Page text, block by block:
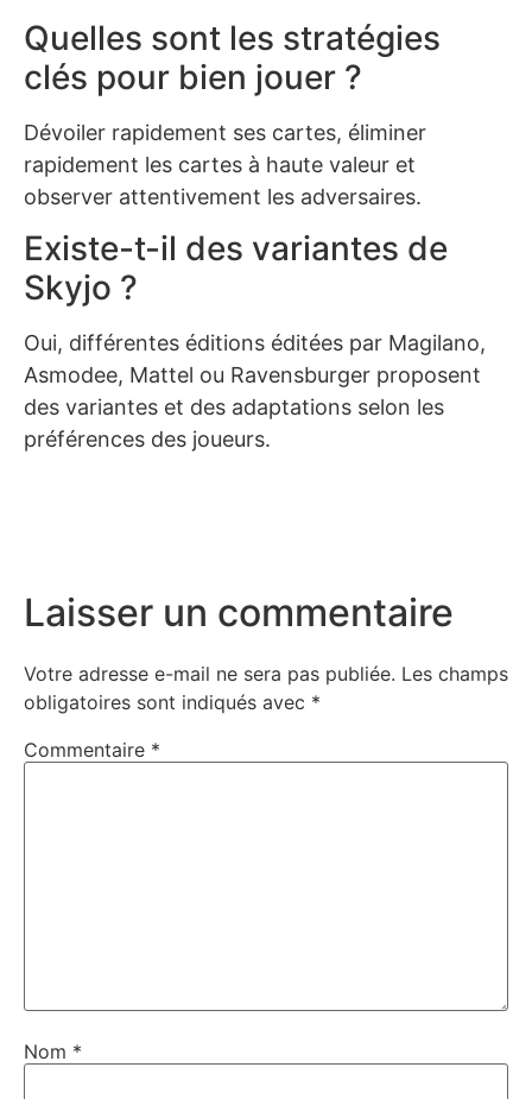
Quelles sont les stratégies
clés pour bien jouer ?
Dévoiler rapidement ses cartes, éliminer
rapidement les cartes à haute valeur et
observer attentivement les adversaires.
Existe-t-il des variantes de
Skyjo ?
Oui, différentes éditions éditées par Magilano,
Asmodee, Mattel ou Ravensburger proposent
des variantes et des adaptations selon les
préférences des joueurs.
Laisser un commentaire
Votre adresse e-mail ne sera pas publiée. Les champs
obligatoires sont indiqués avec *
Commentaire *
Nom *